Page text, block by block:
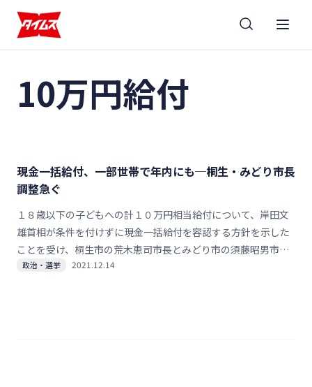
10万円給付
現金一括給付、一部世帯で年内にも─桐生・みどり市長
調整急ぐ
１８歳以下の子どもへの計１０万円相当給付について、岸田文
雄首相が条件を付けずに現金一括給付を容認する方針を示した
ことを受け、桐生市の荒木恵司市長とみどり市の須藤昭男市長
は１４日午前、児童手当受給世帯などの先行給付世帯に対して
政治・選挙 2021.12.14